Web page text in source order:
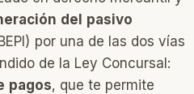
del pasivo
por una de las dos vías
de la Ley Concursal:
pagos, que te permite